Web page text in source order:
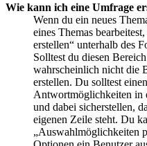
Wie kann ich eine Umfrage
Wenn du ein neues
eines Themas
erstellen“ unterhalb des
Solltest du diesen
wahrscheinlich nicht die
erstellen. Du solltest
Antwortmöglichkeiten in
und dabei sicherstellen,
eigenen Zeile steht. Du
„Auswahlmöglichkeiten